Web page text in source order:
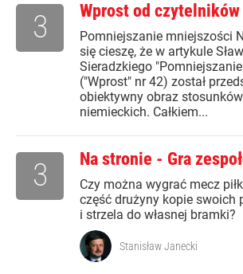
Wprost od czytelników
Pomniejszanie mniejszości
się cieszę, że w artykule
Sieradzkiego
("Wprost" nr 42) został
obiektywny obraz
niemieckich. Całkiem...
3
Na stronie - Gra
Czy można wygrać mecz
część drużyny kopie swoich
i strzela do własnej bramki?
3
Stanisław Janecki